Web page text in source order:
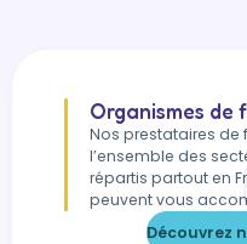
Organismes de
Nos prestataires
l’ensemble des
répartis partout en
peuvent vous
Découvrez